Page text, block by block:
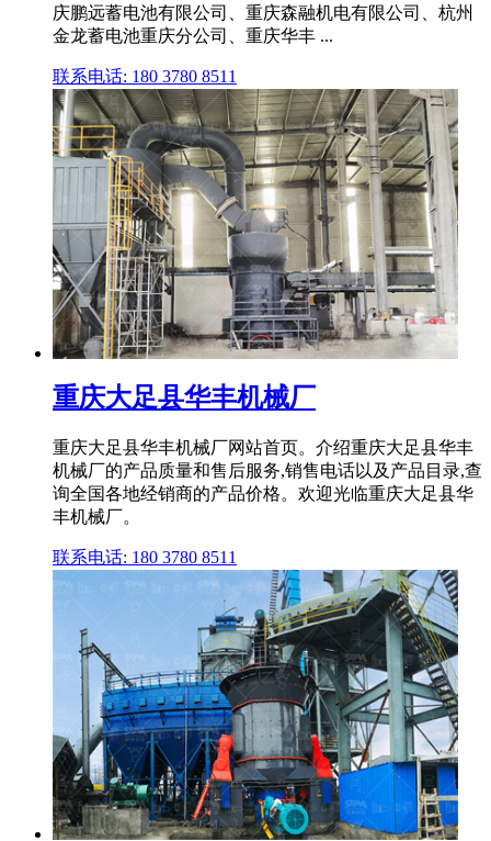
庆鹏远蓄电池有限公司、重庆森融机电有限公司、杭州
金龙蓄电池重庆分公司、重庆华丰 ...
联系电话: 180 3780 8511
重庆大足县华丰机械厂
重庆大足县华丰机械厂网站首页。介绍重庆大足县华丰
机械厂的产品质量和售后服务,销售电话以及产品目录,查
询全国各地经销商的产品价格。欢迎光临重庆大足县华
丰机械厂。
联系电话: 180 3780 8511